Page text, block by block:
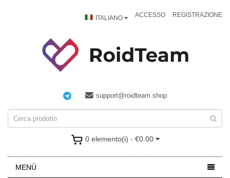
ITALIANO ACCESSO REGISTRAZIONE
support@roidteam.shop
0 elemento(i) - €0.00
MENÙ